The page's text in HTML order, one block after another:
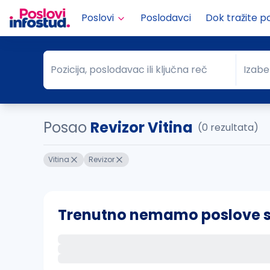
Poslovi Poslodavci Dok tražite
Pozicija, poslodavac ili ključna reč
Pozicija, poslodavac ili ključna reč Grad
Posao Revizor Vitina (0 rezultata)
Vitina Revizor
Trenutno nemamo poslove